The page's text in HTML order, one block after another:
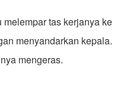
tas kerjanya ke
menyandarkan kepala.
mengeras.